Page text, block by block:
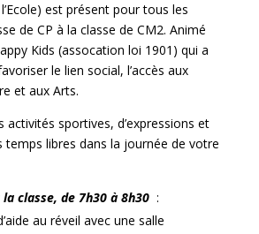
est présent pour tous les
de CP à la classe de CM2. Animé
Kids (assocation loi 1901) qui a
le lien social, l’accès aux
et aux Arts.
activités sportives, d’expressions et
temps libres dans la journée de votre
classe, de 7h30 à 8h30 :
au réveil avec une salle